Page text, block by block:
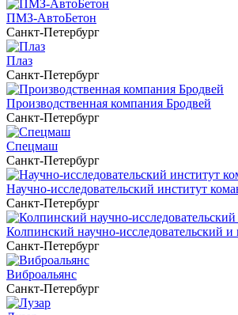
ПМЗ-АвтоБетон
Санкт-Петербург
Плаз
Санкт-Петербург
Производственная компания Бродвей
Санкт-Петербург
Спецмаш
Санкт-Петербург
Научно-исследовательский институт
Санкт-Петербург
Колпинский научно-исследовательский
Санкт-Петербург
Виброальянс
Санкт-Петербург